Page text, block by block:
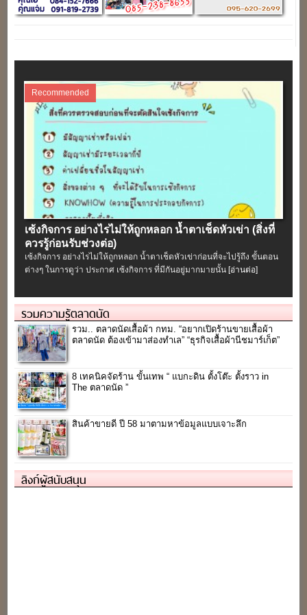
Recommended
เซ้งกิจการ อย่างไรไม่ให้ถูกหลอก น้ำตาเช็ดหัวเข่า (สิ่งที่
ควรรู้ก่อนรับช่วงต่อ)
เซ้งกิจการ อย่างไรไม่ให้ถูกหลอก น้ำตาเช็ดหัวเข่าก่อนที่จะไปรู้ถึง ขั้นตอน
ต่างๆ ในการดูว่า ประกาศ เซ้งกิจการ ที่มีกันอยู่มากมายนั้น[อ่านต่อ]
รวมความรู้ตลาดนัด
รวม.. ตลาดนัดเสื้อผ้า กทม. “อยากเปิดร้านขายเสื้อผ้า
ตลาดนัด ต้องเข้ามาส่องทำเล” “ธุรกิจเสื้อผ้านีชมาร์เก็ต”
8 เทคนิคจัดร้าน ขั้นเทพ “ แบกะดิน ตั้งโต๊ะ ตั้งราว in
The ตลาดนัด ”
สินค้าขายดี ปี 58 มาตามหาข้อมูลแบบเจาะลึก
ลิงก์ผู้สนับสนุน